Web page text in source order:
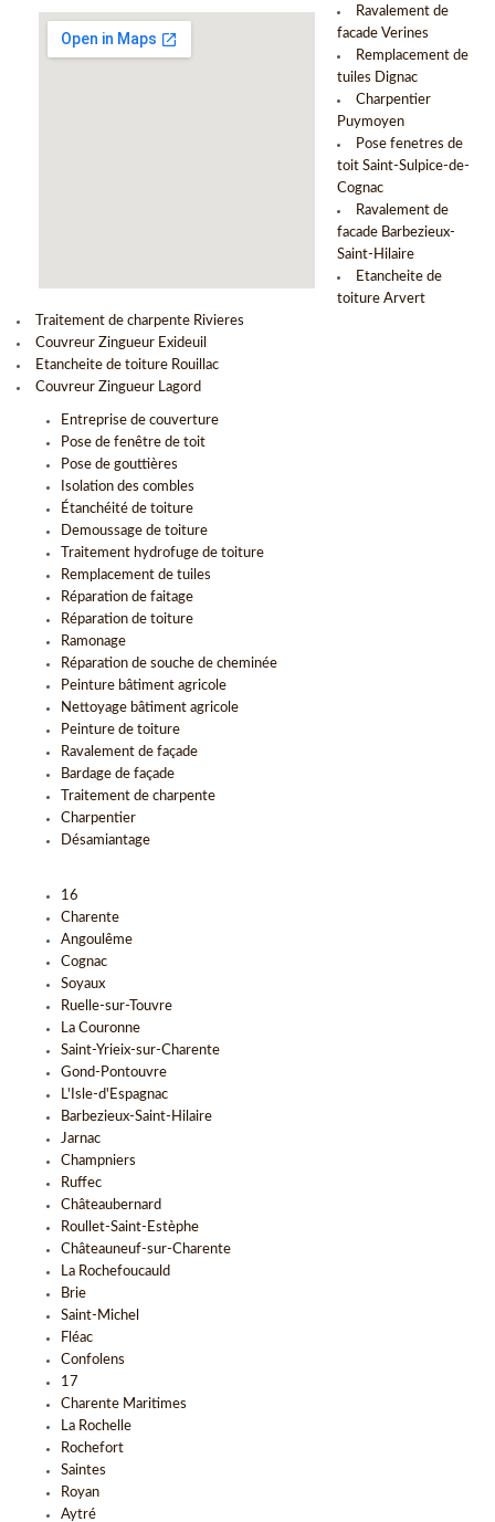
Ravalement de
facade Verines
Remplacement de
tuiles Dignac
Charpentier
Puymoyen
Pose fenetres de
toit Saint-Sulpice-de-
Cognac
Ravalement de
facade Barbezieux-
Saint-Hilaire
Etancheite de
toiture Arvert
Traitement de charpente Rivieres
Couvreur Zingueur Exideuil
Etancheite de toiture Rouillac
Couvreur Zingueur Lagord
Entreprise de couverture
Pose de fenêtre de toit
Pose de gouttières
Isolation des combles
Étanchéité de toiture
Demoussage de toiture
Traitement hydrofuge de toiture
Remplacement de tuiles
Réparation de faitage
Réparation de toiture
Ramonage
Réparation de souche de cheminée
Peinture bâtiment agricole
Nettoyage bâtiment agricole
Peinture de toiture
Ravalement de façade
Bardage de façade
Traitement de charpente
Charpentier
Désamiantage
16
Charente
Angoulême
Cognac
Soyaux
Ruelle-sur-Touvre
La Couronne
Saint-Yrieix-sur-Charente
Gond-Pontouvre
L'Isle-d'Espagnac
Barbezieux-Saint-Hilaire
Jarnac
Champniers
Ruffec
Châteaubernard
Roullet-Saint-Estèphe
Châteauneuf-sur-Charente
La Rochefoucauld
Brie
Saint-Michel
Fléac
Confolens
17
Charente Maritimes
La Rochelle
Rochefort
Saintes
Royan
Aytré